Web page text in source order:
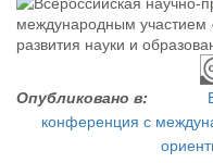
Опубликовано в:
конференция с